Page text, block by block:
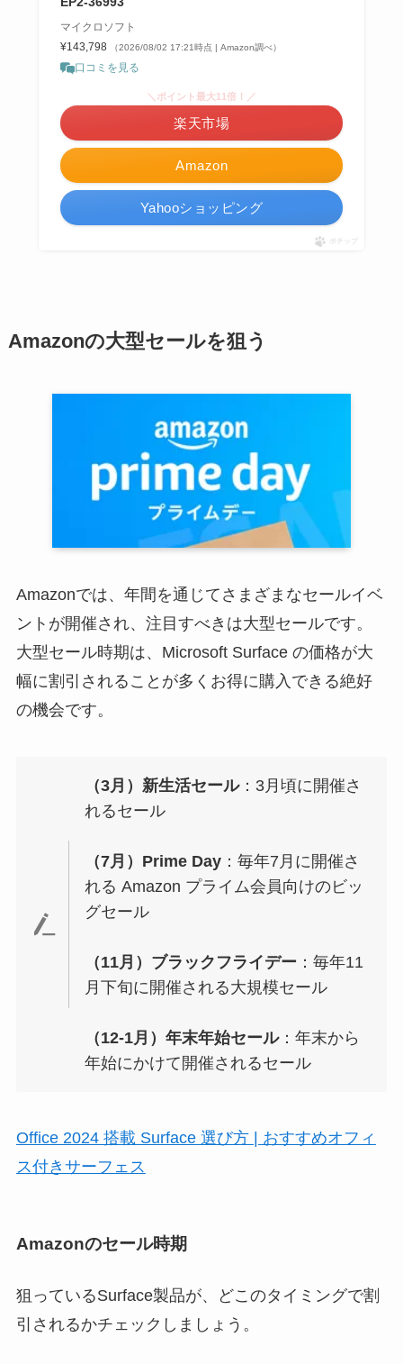
マイクロソフト
¥143,798
（2026/08/02 17:21時点 | Amazon調べ）
口コミを見る
Amazon
＼ポイント最大11倍！／
楽天市場
Yahooショッピング
ポチップ
Amazonの大型セールを狙う
Amazonでは、年間を通じてさまざまなセールイベ
ントが開催され、注目すべきは大型セールです。
大型セール時期は、Microsoft Surface の価格が大
幅に割引されることが多くお得に購入できる絶好
の機会です。
（3月）新生活セール：3月頃に開催さ
れるセール
（7月）Prime Day ：毎年7月に開催さ
れる Amazon プライム会員向けのビッ
グセール
（11月）ブラックフライデー ：毎年11
月下旬に開催される大規模セール
（12-1月）年末年始セール：年末から
年始にかけて開催されるセール
Office 2024 搭載 Surface 選び方 | おすすめオフィ
ス付きサーフェス
Amazonのセール時期
狙っているSurface製品が、どこのタイミングで割
引されるかチェックしましょう。